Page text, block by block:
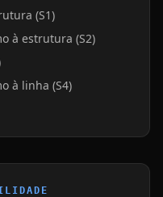
(S1)
à estrutura (S2)
à linha (S4)